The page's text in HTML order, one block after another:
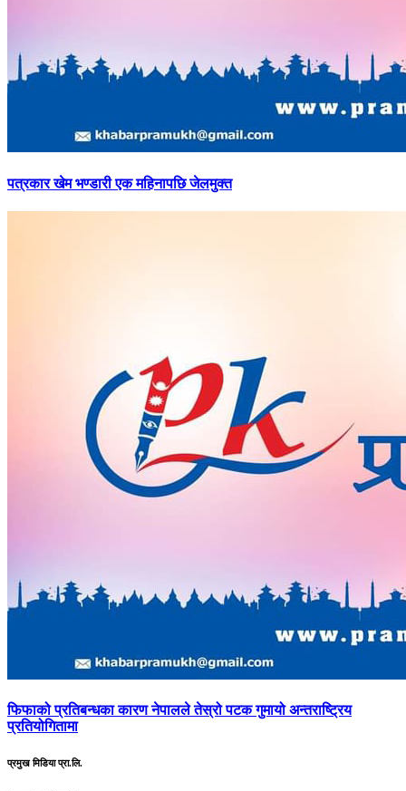
पत्रकारखेम भण्डारी एक महिनापछि जेलमुक्त
फिफाकोप्रतिबन्धका कारण नेपालले तेस्रो पटक गुमायो अन्तराष्ट्रिय
प्रतियोगितामा
प्रमुख मिडिया प्रा.लि.